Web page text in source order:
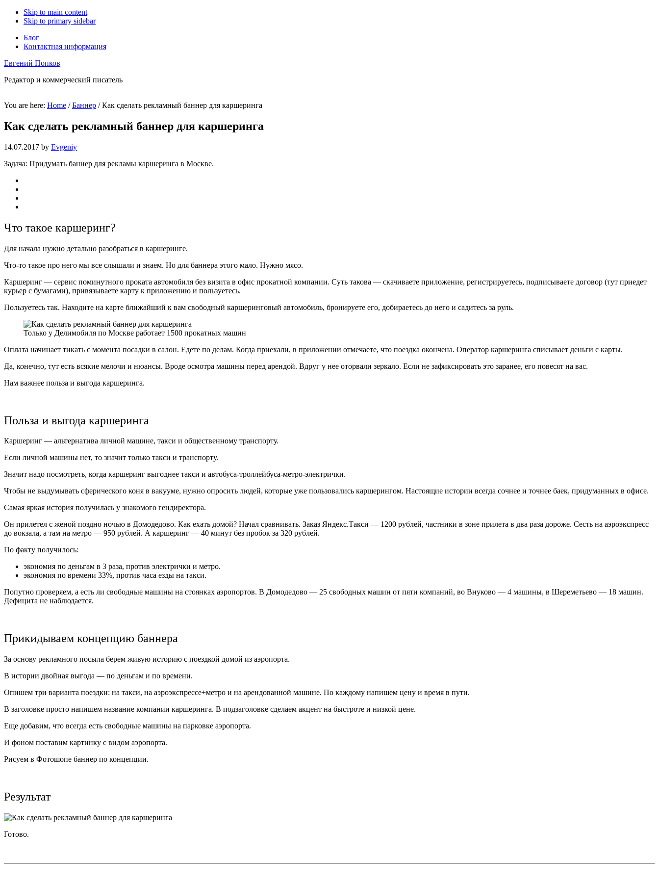
Skip to main content
Skip to primary sidebar
Блог
Контактная информация
Евгений Попков
Редактор и коммерческий писатель
You are here: Home / Баннер /Как сделать рекламный баннер для каршеринга
Как сделать рекламный баннер для каршеринга
14.07.2017 by Evgeniy
Задача: Придумать баннер для рекламы каршеринга в Москве.
Что такое каршеринг?
Для начала нужно детально разобраться в каршеринге.
Что-то такое про него мы все слышали и знаем. Но для баннера этого мало. Нужно мясо.
Каршеринг — сервис поминутного проката автомобиля без визита в офис прокатной компании. Суть такова — скачиваете приложение, регистрируетесь, подписываете договор (тут приедет
курьер с бумагами), привязываете карту к приложению и пользуетесь.
Пользуетесь так. Находите на карте ближайший к вам свободный каршеринговый автомобиль, бронируете его, добираетесь до него и садитесь за руль.
Только у Делимобиля по Москве работает 1500 прокатных машин
Оплата начинает тикать с момента посадки в салон. Едете по делам. Когда приехали, в приложении отмечаете, что поездка окончена. Оператор каршеринга списывает деньги с карты.
Да, конечно, тут есть всякие мелочи и нюансы. Вроде осмотра машины перед арендой. Вдруг у нее оторвали зеркало. Если не зафиксировать это заранее, его повесят на вас.
Нам важнее польза и выгода каршеринга.
Польза и выгода каршеринга
Каршеринг — альтернатива личной машине, такси и общественному транспорту.
Если личной машины нет, то значит только такси и транспорту.
Значит надо посмотреть, когда каршеринг выгоднее такси и автобуса-троллейбуса-метро-электрички.
Чтобы не выдумывать сферического коня в вакууме, нужно опросить людей, которые уже пользовались каршерингом. Настоящие истории всегда сочнее и точнее баек, придуманных в офисе.
Самая яркая история получилась у знакомого гендиректора.
Он прилетел с женой поздно ночью в Домодедово. Как ехать домой? Начал сравнивать. Заказ Яндекс.Такси — 1200 рублей, частники в зоне прилета в два раза дороже. Сесть на аэроэкспресс
до вокзала, а там на метро — 950 рублей. А каршеринг — 40 минут без пробок за 320 рублей.
По факту получилось:
экономия по деньгам в 3 раза, против электрички и метро.
экономия по времени 33%, против часа езды на такси.
Попутно проверяем, а есть ли свободные машины на стоянках аэропортов. В Домодедово — 25 свободных машин от пяти компаний, во Внуково — 4 машины, в Шереметьево — 18 машин.
Дефицита не наблюдается.
Прикидываем концепцию баннера
За основу рекламного посыла берем живую историю с поездкой домой из аэропорта.
В истории двойная выгода — по деньгам и по времени.
Опишем три варианта поездки: на такси, на аэроэкспрессе+метро и на арендованной машине. По каждому напишем цену и время в пути.
В заголовке просто напишем название компании каршеринга. В подзаголовке сделаем акцент на быстроте и низкой цене.
Еще добавим, что всегда есть свободные машины на парковке аэропорта.
И фоном поставим картинку с видом аэропорта.
Рисуем в Фотошопе баннер по концепции.
Результат
Готово.